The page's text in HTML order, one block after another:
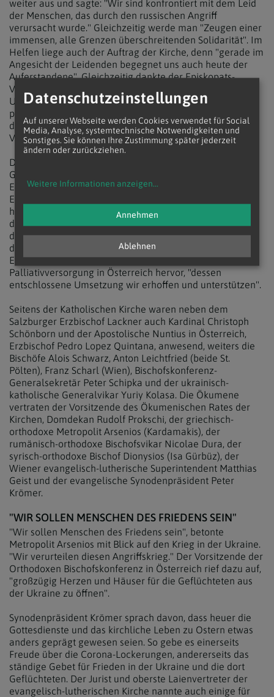
weiter aus und sagte: "Wir sind konfrontiert mit dem Leid
der Menschen, das durch den russischen Angriff
verursacht wurde." Gleichzeitig werde man "Zeugen einer
immensen, alle Grenzen überschreitenden Solidarität". Im
Helfen liege auch der Auftrag der Kirche, denn "gerade im
Angesicht der Leidenden begegnet uns auch heute der
Auferstandene". Gleichzeitig dankte der Episkopats-
Vorsitzende für die staatlichen Hilfestellungen und
Unterstützungen für Geflohenen. "Auch hier hat sich eine
positive Kooperation der Religionsgemeinschaften mit
dem Staat gezeigt, die eine umfassende Hilfe und
Versorgung ermöglicht."
Das generell gute Auskommen habe aber auch seine
Grenzen, merkte der Erzbischof an und sagte: "Die
Einführung des assistierten Suizids etwa ist eine
Entscheidung, die wir als katholische Kirche zwar
hinnehmen müssen; dennoch möchte ich dies auch an
dieser Stelle sagen: Wir können dazu nicht Ja sagen. Das
dürfen wir nicht und wollen wir auch nicht." Es bleibe in
dieser Frage ein "friedlicher Dissens". Positiv hob der
Erzbischof den beschlossenen Ausbau der
Palliativversorgung in Österreich hervor, "dessen
entschlossene Umsetzung wir erhoffen und unterstützen".
Seitens der Katholischen Kirche waren neben dem
Salzburger Erzbischof Lackner auch Kardinal Christoph
Schönborn und der Apostolische Nuntius in Österreich,
Erzbischof Pedro Lopez Quintana, anwesend, weiters die
Bischöfe Alois Schwarz, Anton Leichtfried (beide St.
Pölten), Franz Scharl (Wien), Bischofskonferenz-
Generalsekretär Peter Schipka und der ukrainisch-
katholische Generalvikar Yuriy Kolasa. Die Ökumene
vertraten der Vorsitzende des Ökumenischen Rates der
Kirchen, Domdekan Rudolf Prokschi, der griechisch-
orthodoxe Metropolit Arsenios (Kardamakis), der
rumänisch-orthodoxe Bischofsvikar Nicolae Dura, der
syrisch-orthodoxe Bischof Dionysios (Isa Gürbüz), der
Wiener evangelisch-lutherische Superintendent Matthias
Geist und der evangelische Synodenpräsident Peter
Krömer.
"WIR SOLLEN MENSCHEN DES FRIEDENS SEIN"
"Wir sollen Menschen des Friedens sein", betonte
Metropolit Arsenios mit Blick auf den Krieg in der Ukraine.
"Wir verurteilen diesen Angriffskrieg." Der Vorsitzende der
Orthodoxen Bischofskonferenz in Österreich rief dazu auf,
"großzügig Herzen und Häuser für die Geflüchteten aus
der Ukraine zu öffnen".
Synodenpräsident Krömer sprach davon, dass heuer die
Gottesdienste und das kirchliche Leben zu Ostern etwas
anders geprägt gewesen seien. So gebe es einerseits
Freude über die Corona-Lockerungen, andererseits das
ständige Gebet für Frieden in der Ukraine und die dort
Geflüchteten. Der Jurist und oberste Laienvertreter der
evangelisch-lutherischen Kirche nannte auch einige für
Datenschutzeinstellungen
Auf unserer Webseite werden Cookies verwendet für Social
Media, Analyse, systemtechnische Notwendigkeiten und
Sonstiges. Sie können Ihre Zustimmung später jederzeit
ändern oder zurückziehen.
Weitere Informationen anzeigen...
Ablehnen
Annehmen